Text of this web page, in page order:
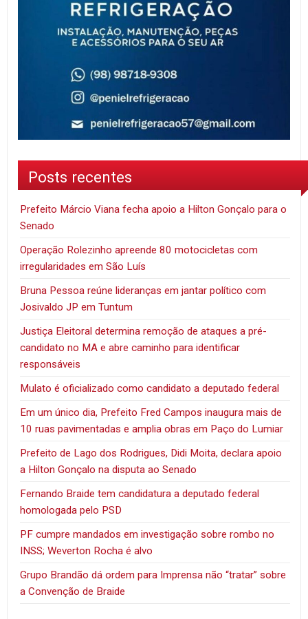
Posts recentes
Prefeito Márcio Viana fecha apoio a Hilton Gonçalo para o
Senado
Operação Rolezinho apreende 80 motocicletas com
irregularidades em São Luís
Bruna Pessoa reúne lideranças em jantar político com
Josivaldo JP em Tuntum
Justiça Eleitoral determina remoção de ataques a pré-
candidato no MA e abre caminho para identificar
responsáveis
Mulato é oficializado como candidato a deputado federal
Em um único dia, Prefeito Fred Campos inaugura mais de
10 ruas pavimentadas e amplia obras em Paço do Lumiar
Prefeito de Lago dos Rodrigues, Didi Moita, declara apoio
a Hilton Gonçalo na disputa ao Senado
Fernando Braide tem candidatura a deputado federal
homologada pelo PSD
PF cumpre mandados em investigação sobre rombo no
INSS; Weverton Rocha é alvo
Grupo Brandão dá ordem para Imprensa não “tratar” sobre
a Convenção de Braide